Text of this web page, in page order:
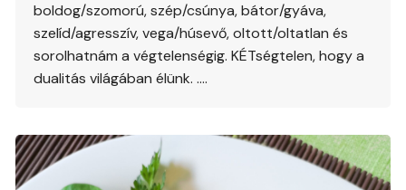
boldog/szomorú, szép/csúnya, bátor/gyáva,
szelíd/agresszív, vega/húsevő, oltott/oltatlan és
sorolhatnám a végtelenségig. KÉTségtelen, hogy a
dualitás világában élünk. ….